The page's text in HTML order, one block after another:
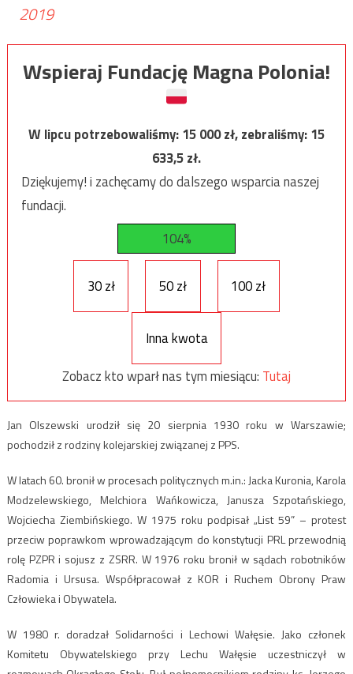
2019
Wspieraj Fundację Magna Polonia!
W lipcu potrzebowaliśmy:15 000zł, zebraliśmy:15
633,5zł.
Dziękujemy! i zachęcamy do dalszego wsparcia naszej
fundacji.
104%
30 zł 50 zł 100 zł
Inna kwota
Zobacz kto wparł nas tym miesiącu: Tutaj
Jan Olszewski urodził się 20 sierpnia 1930 roku w Warszawie;
pochodził z rodziny kolejarskiej związanej z PPS.
W latach 60. bronił w procesach politycznych m.in.: Jacka Kuronia, Karola
Modzelewskiego, Melchiora Wańkowicza, Janusza Szpotańskiego,
Wojciecha Ziembińskiego. W 1975 roku podpisał „List 59” – protest
przeciw poprawkom wprowadzającym do konstytucji PRL przewodnią
rolę PZPR i sojusz z ZSRR. W 1976 roku bronił w sądach robotników
Radomia i Ursusa. Współpracował z KOR i Ruchem Obrony Praw
Człowieka i Obywatela.
W 1980 r. doradzał Solidarności i Lechowi Wałęsie. Jako członek
Komitetu Obywatelskiego przy Lechu Wałęsie uczestniczył w